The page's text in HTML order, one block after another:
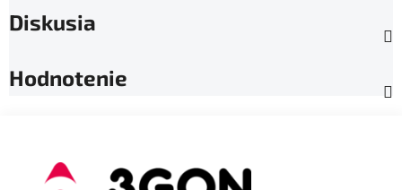
Diskusia
Hodnotenie